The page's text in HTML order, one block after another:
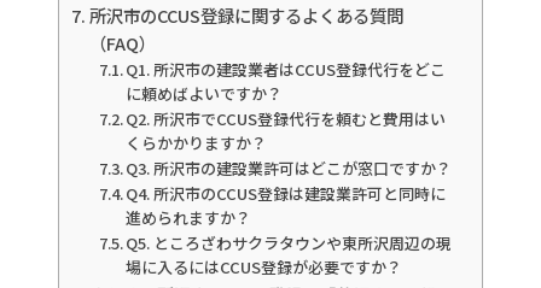
所沢市のCCUS登録に関するよくある質問
（FAQ）
Q1. 所沢市の建設業者はCCUS登録代行をどこ
に頼めばよいですか？
Q2. 所沢市でCCUS登録代行を頼むと費用はい
くらかかりますか？
Q3. 所沢市の建設業許可はどこが窓口ですか？
Q4. 所沢市のCCUS登録は建設業許可と同時に
進められますか？
Q5. ところざわサクラタウンや東所沢周辺の現
場に入るにはCCUS登録が必要ですか？